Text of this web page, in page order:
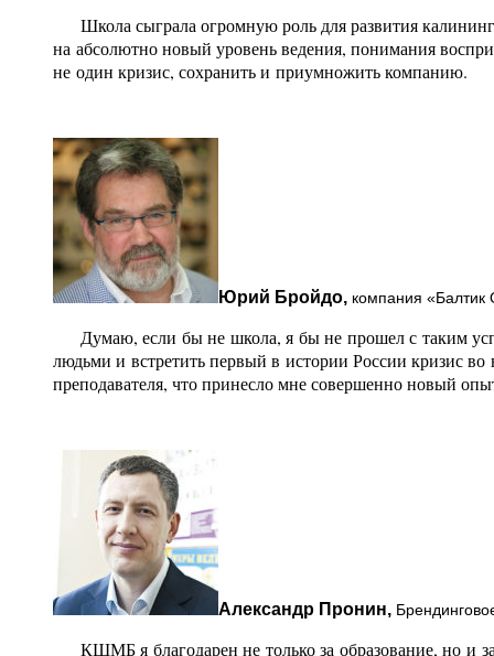
Школа сыграла огромную роль для развития
на абсолютно новый уровень ведения, понимания
не один кризис, сохранить и приумножить компанию.
Юрий Бройдо, компания «Балтик
Думаю, если бы не школа, я бы не прошел с таким
людьми и встретить первый в истории России кризис
преподавателя, что принесло мне совершенно новый
Александр Пронин,
КШМБ я благодарен не только за образование, но и